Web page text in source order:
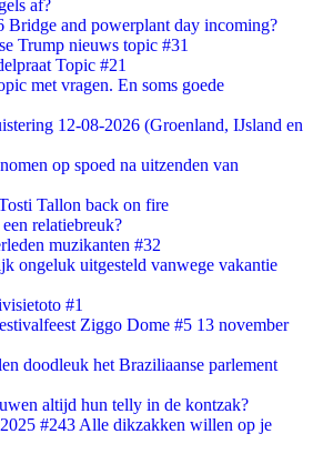
af?
Bridge and powerplant day incoming?
Trump nieuws topic #31
Topic #21
met vragen. En soms goede
12-08-2026 (Groenland, IJsland en
op spoed na uitzenden van
Tallon back on fire
relatiebreuk?
muzikanten #32
ongeluk uitgesteld vanwege vakantie
#1
Ziggo Dome #5 13 november
doodleuk het Braziliaanse parlement
altijd hun telly in de kontzak?
#243 Alle dikzakken willen op je